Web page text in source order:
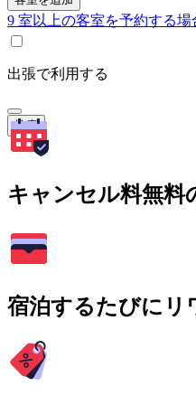
9 室以上の客室を予約する場
出張で利用する
検索
キャンセル料無料
宿泊するたびにリ